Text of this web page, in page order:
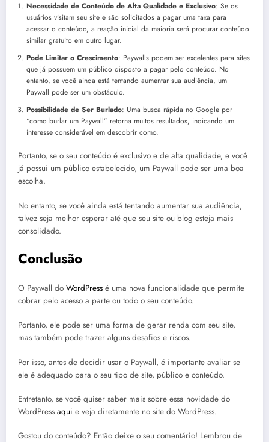
Necessidade de Conteúdo de Alta Qualidade e Exclusivo: Se os
usuários visitam seu site e são solicitados a pagar uma taxa para
acessar o conteúdo, a reação inicial da maioria será procurar conteúdo
similar gratuito em outro lugar.
Pode Limitar o Crescimento: Paywalls podem ser excelentes para sites
que já possuem um público disposto a pagar pelo conteúdo. No
entanto, se você ainda está tentando aumentar sua audiência, um
Paywall pode ser um obstáculo.
Possibilidade de Ser Burlado: Uma busca rápida no Google por
“como burlar um Paywall” retorna muitos resultados, indicando um
interesse considerável em descobrir como.
Portanto, se o seu conteúdo é exclusivo e de alta qualidade, e você
já possui um público estabelecido, um Paywall pode ser uma boa
escolha.
No entanto, se você ainda está tentando aumentar sua audiência,
talvez seja melhor esperar até que seu site ou blog esteja mais
consolidado.
Conclusão
O Paywall do WordPress é uma nova funcionalidade que permite
cobrar pelo acesso a parte ou todo o seu conteúdo.
Portanto, ele pode ser uma forma de gerar renda com seu site,
mas também pode trazer alguns desafios e riscos.
Por isso, antes de decidir usar o Paywall, é importante avaliar se
ele é adequado para o seu tipo de site, público e conteúdo.
Entretanto, se você quiser saber mais sobre essa novidade do
WordPress aqui e veja diretamente no site do WordPress.
Gostou do conteúdo? Então deixe o seu comentário! Lembrou de